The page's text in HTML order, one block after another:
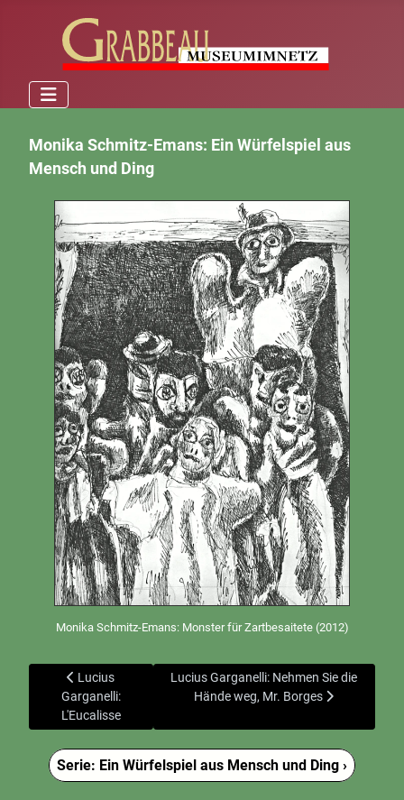
Monika Schmitz-Emans: Ein Würfelspiel aus
Mensch und Ding
Monika Schmitz-Emans: Monster für Zartbesaitete (2012)
Vorheriger Beitrag: Lucius Garganelli: L'Eucalisse
Lucius
Garganelli:
L'Eucalisse
Nächster Beitrag: Lucius Garganelli:
Lucius Garganelli: Nehmen Sie die
Hände weg, Mr. Borges
Serie: Ein Würfelspiel aus Mensch und Ding ›